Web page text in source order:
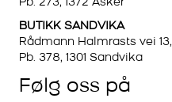
Pb. 273, 1372 Asker
BUTIKK SANDVIKA
Rådmann Halmrasts vei
Pb. 378, 1301 Sandvika
Følg oss på